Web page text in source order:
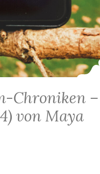
Chroniken –
von Maya